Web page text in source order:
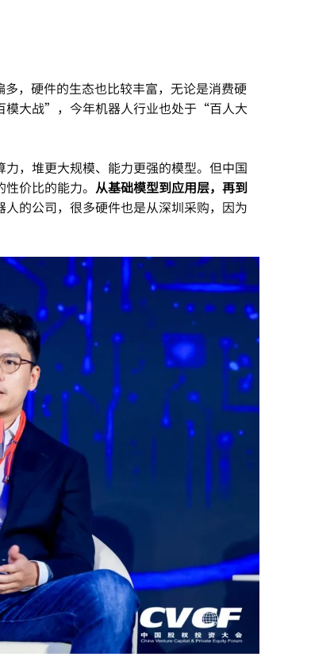
，硬件的生态也比较丰富，无论是消费硬
模大战”，今年机器人行业也处于“百人大
，堆更大规模、能力更强的模型。但中国
价比的能力。 从基础模型到应用层，再到
人的公司，很多硬件也是从深圳采购，因为